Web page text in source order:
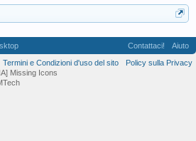
Contattaci!
Aiuto
Termini e Condizioni d'uso del sito
Policy sulla Privacy
Missing Icons